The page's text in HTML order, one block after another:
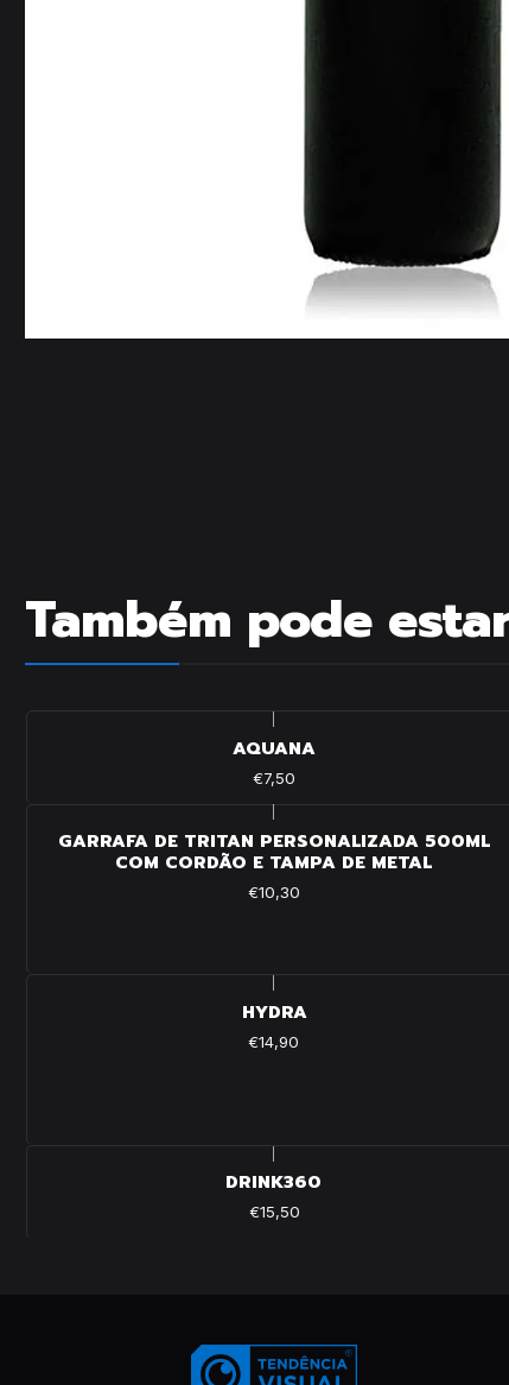
Também pode
AQUANA
€7,50
GARRAFA DE TRITAN PERSONALIZADA 500ML
COM CORDÃO E TAMPA DE METAL
€10,30
HYDRA
€14,90
DRINK360
€15,50